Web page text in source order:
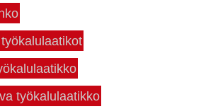
työkalulaatikko